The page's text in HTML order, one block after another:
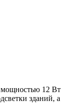
12 Вт
зданий, а